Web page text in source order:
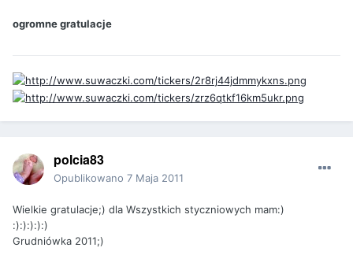
ogromne gratulacje
polcia83
Opublikowano 7 Maja 2011
Wielkie gratulacje;) dla Wszystkich styczniowych mam:)
:):):):):)
Grudniówka 2011;)